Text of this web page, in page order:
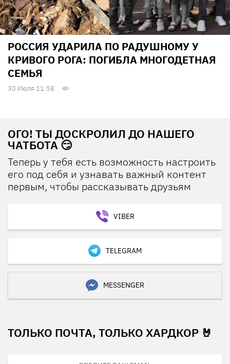
РОССИЯ УДАРИЛА ПО РАДУШНОМУ У
КРИВОГО РОГА: ПОГИБЛА МНОГОДЕТНАЯ
СЕМЬЯ
30 Июля 11:58
ОГО! ТЫ ДОСКРОЛИЛ ДО НАШЕГО
ЧАТБОТА 😏
Теперь у тебя есть возможность настроить
его под себя и узнавать важный контент
первым, чтобы рассказывать друзьям
VIBER
TELEGRAM
MESSENGER
ТОЛЬКО ПОЧТА, ТОЛЬКО ХАРДКОР 🤘